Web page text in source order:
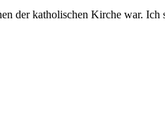
der katholischen Kirche war. Ich